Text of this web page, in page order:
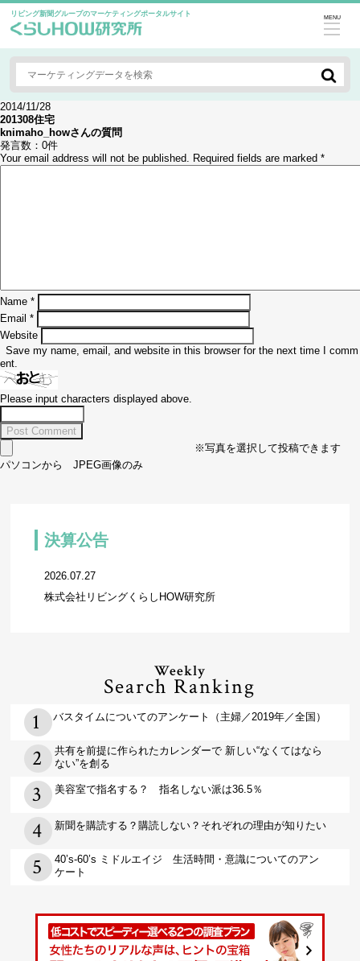
リビング新聞グループのマーケティングポータルサイト MENU
2014/11/28
201308住宅
knimaho_howさんの質問
発言数： 0件
Your email address will not be published. Required fields are marked *
Name *
Email *
Website
Save my name, email, and website in this browser for the next time I comm
ent.
Please input characters displayed above.
※写真を選択して投稿できます
パソコンから JPEG画像のみ
決算公告
2026.07.27
株式会社リビングくらしHOW研究所
Weekly
Search Ranking
バスタイムについてのアンケート（主婦／2019年／全国）
共有を前提に作られたカレンダーで 新しい“なくてはなら
ない”を創る
美容室で指名する？ 指名しない派は36.5％
新聞を購読する？購読しない？それぞれの理由が知りたい
40’s-60’s ミドルエイジ 生活時間・意識についてのアン
ケート